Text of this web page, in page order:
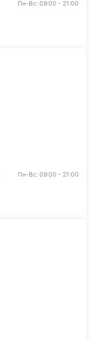
Пн-Вс: 09:00 - 21:00
Пн-Вс: 09:00 - 21:00